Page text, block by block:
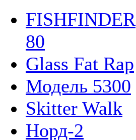
FISHFINDER
80
Glass Fat Rap
Модель 5300
Skitter Walk
Норд-2